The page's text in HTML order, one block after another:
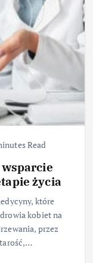
Read
życia
które
kobiet na
przez